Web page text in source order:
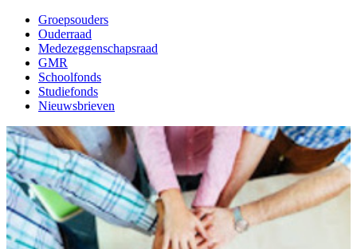
Groepsouders
Ouderraad
Medezeggenschapsraad
GMR
Schoolfonds
Studiefonds
Nieuwsbrieven